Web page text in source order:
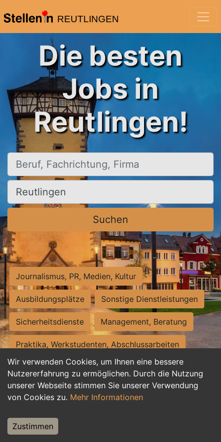
REUTLINGEN
Wir verwenden Cookies, um Ihnen eine bessere
Nutzererfahrung zu ermöglichen. Durch die Nutzung
unserer Webseite stimmen Sie unserer Verwendung
von Cookies zu. Mehr Informationen
Zustimmen
Die besten
Jobs in
Reutlingen!
Beruf, Fachrichtung, Firma
Ort, Stadt
Suchen
Journalismus, PR, Medien, Kultur
Ausbildungsplätze Sonstige Dienstleistungen
Sicherheitsdienste Management, Beratung
Praktika, Werkstudenten, Abschlussarbeiten
Personalwesen Assistenz, Sekretariat
Hilfskräfte, Aushilfs- und Nebenjobs
Weiterbildung, Studium, duale Ausbildung